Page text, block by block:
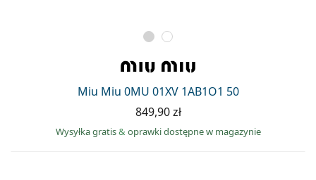
Miu Miu 0MU 01XV 1AB1O1 50
849,90 zł
Wysyłka gratis& oprawki dostępne w magazynie